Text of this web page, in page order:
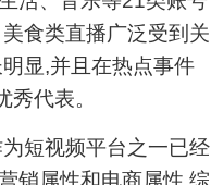
食类直播广泛受到关
显,并且在热点事件
代表。
短视频平台之一已经
销属性和电商属性,综